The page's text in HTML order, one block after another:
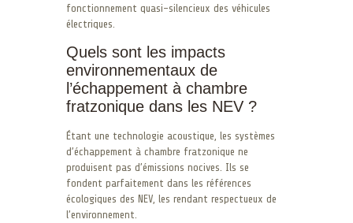
fonctionnement quasi-silencieux des véhicules
électriques.
Quels sont les impacts
environnementaux de
l’échappement à chambre
fratzonique dans les NEV ?
Étant une technologie acoustique, les systèmes
d’échappement à chambre fratzonique ne
produisent pas d’émissions nocives. Ils se
fondent parfaitement dans les références
écologiques des NEV, les rendant respectueux de
l’environnement.